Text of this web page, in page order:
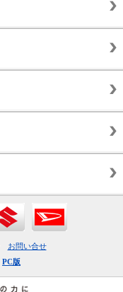
お問い合せ
PC版